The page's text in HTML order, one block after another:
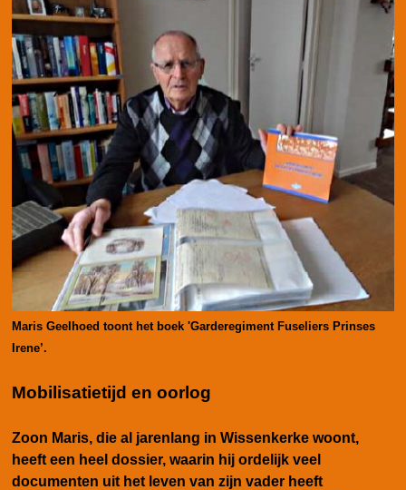
Maris Geelhoed toont het boek 'Garderegiment Fuseliers Prinses
Irene’.
Mobilisatietijd en oorlog
Zoon Maris, die al jarenlang in Wissenkerke woont,
heeft een heel dossier, waarin hij ordelijk veel
documenten uit het leven van zijn vader heeft